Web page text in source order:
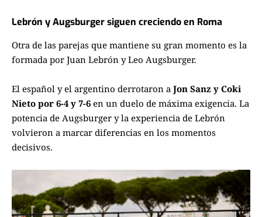
Lebrón y Augsburger siguen creciendo en Roma
Otra de las parejas que mantiene su gran momento es la
formada por Juan Lebrón y Leo Augsburger.
El español y el argentino derrotaron a Jon Sanz y Coki
Nieto por 6-4 y 7-6 en un duelo de máxima exigencia. La
potencia de Augsburger y la experiencia de Lebrón
volvieron a marcar diferencias en los momentos
decisivos.